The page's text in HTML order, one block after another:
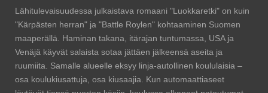
Lähitulevaisuudessa julkaistava romaani "Luokkaretki" on kuin
"Kärpästen herran" ja "Battle Roylen" kohtaaminen Suomen
maaperällä. Haminan takana, itärajan tuntumassa, USA ja
Venäjä käyvät salaista sotaa jättäen jälkeensä aseita ja
ruumiita. Samalle alueelle eksyy linja-autollinen koululaisia –
osa koulukiusattuja, osa kiusaajia. Kun automaattiaseet